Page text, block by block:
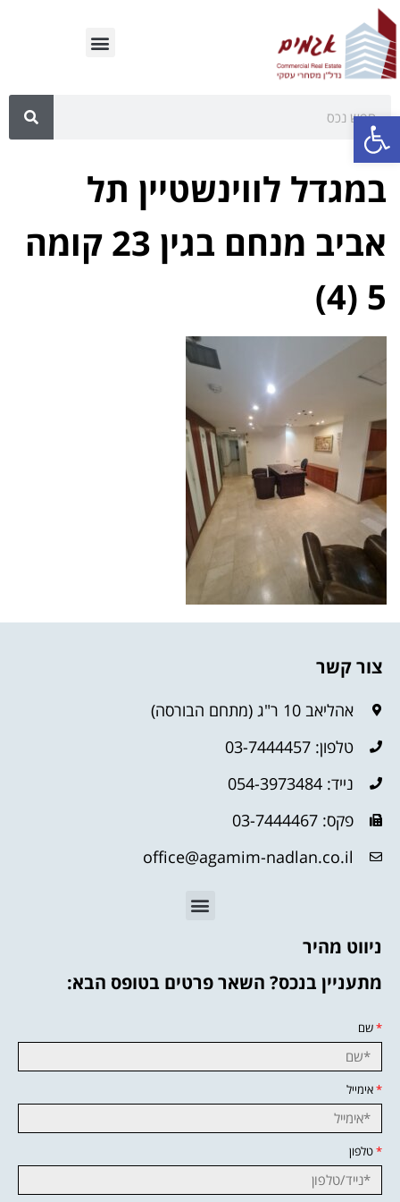
במגדל לווינשטיין תל
אביב מנחם בגין 23 קומה
5 (4)
צור קשר
אהליאב 10 ר"ג (מתחם הבורסה)
טלפון: 03-7444457
נייד: 054-3973484
פקס: 03-7444467
office@agamim-nadlan.co.il
ניווט מהיר
מתעניין בנכס? השאר פרטים בטופס הבא:
*שם
*אימייל
*טלפון
פתח סרגל נגישות